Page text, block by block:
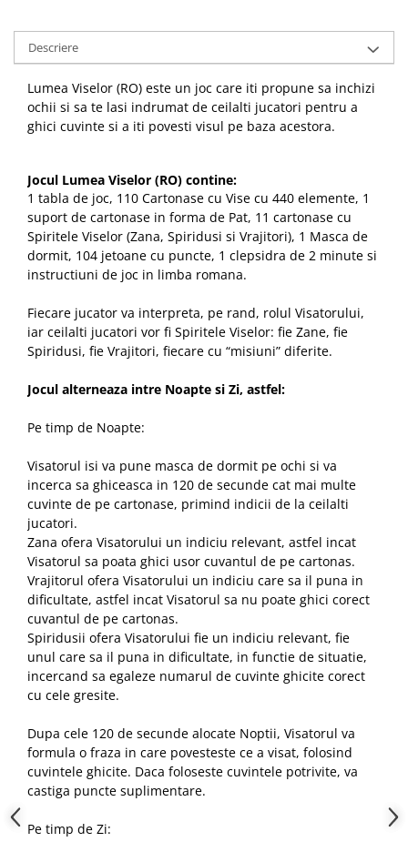
Descriere
Lumea Viselor (RO) este un joc care iti propune sa inchizi
ochii si sa te lasi indrumat de ceilalti jucatori pentru a
ghici cuvinte si a iti povesti visul pe baza acestora.
Jocul Lumea Viselor (RO) contine:
1 tabla de joc, 110 Cartonase cu Vise cu 440 elemente, 1
suport de cartonase in forma de Pat, 11 cartonase cu
Spiritele Viselor (Zana, Spiridusi si Vrajitori), 1 Masca de
dormit, 104 jetoane cu puncte, 1 clepsidra de 2 minute si
instructiuni de joc in limba romana.
Fiecare jucator va interpreta, pe rand, rolul Visatorului,
iar ceilalti jucatori vor fi Spiritele Viselor: fie Zane, fie
Spiridusi, fie Vrajitori, fiecare cu “misiuni” diferite.
Jocul alterneaza intre Noapte si Zi, astfel:
Pe timp de Noapte:
Visatorul isi va pune masca de dormit pe ochi si va
incerca sa ghiceasca in 120 de secunde cat mai multe
cuvinte de pe cartonase, primind indicii de la ceilalti
jucatori.
Zana ofera Visatorului un indiciu relevant, astfel incat
Visatorul sa poata ghici usor cuvantul de pe cartonas.
Vrajitorul ofera Visatorului un indiciu care sa il puna in
dificultate, astfel incat Visatorul sa nu poate ghici corect
cuvantul de pe cartonas.
Spiridusii ofera Visatorului fie un indiciu relevant, fie
unul care sa il puna in dificultate, in functie de situatie,
incercand sa egaleze numarul de cuvinte ghicite corect
cu cele gresite.
Dupa cele 120 de secunde alocate Noptii, Visatorul va
formula o fraza in care povesteste ce a visat, folosind
cuvintele ghicite. Daca foloseste cuvintele potrivite, va
castiga puncte suplimentare.
Pe timp de Zi: